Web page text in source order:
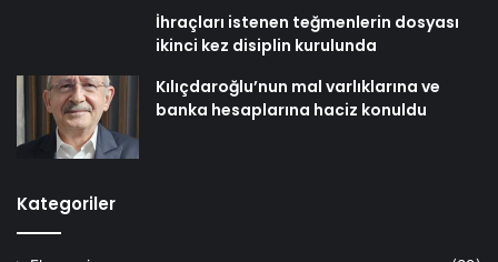
İhraçları istenen teğmenlerin dosyası
ikinci kez disiplin kurulunda
Kılıçdaroğlu’nun mal varlıklarına ve
banka hesaplarına haciz konuldu
Kategoriler